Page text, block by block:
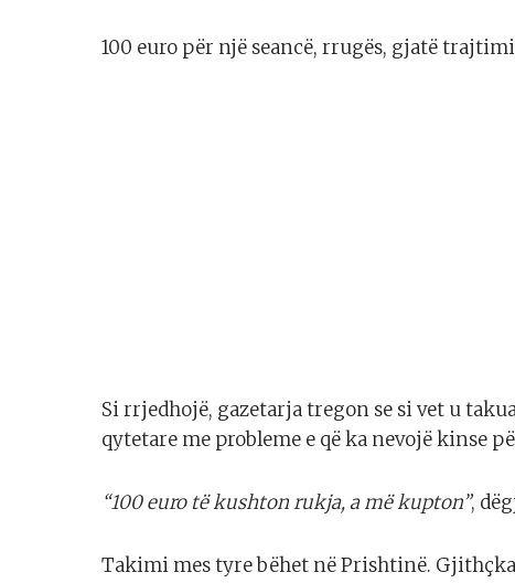
100 euro për një seancë, rrugës, gjatë
Si rrjedhojë, gazetarja tregon se si vet u
qytetare me probleme e që ka nevojë kinse
“100 euro të kushton rukja, a më kupton”,
Takimi mes tyre bëhet në Prishtinë.